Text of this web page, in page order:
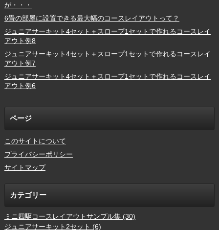
が・・・
6畳の部屋に設置できる最大幅のコースレイアウトって？
ジュニアサーキット4セット＋スロープ1セットで作れるコースレイ
アウト例8
ジュニアサーキット4セット＋スロープ1セットで作れるコースレイ
アウト例7
ジュニアサーキット4セット＋スロープ1セットで作れるコースレイ
アウト例6
ページ
このサイトについて
プライバシーポリシー
サイトマップ
カテゴリー
ミニ四駆コースレイアウトサンプル集 (30)
ジュニアサーキット2セット (6)